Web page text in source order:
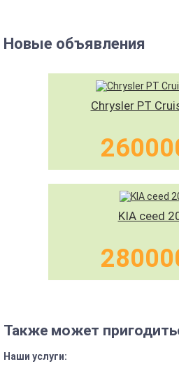
Новые объявления
Chrysler PT
KIA ceed
Также может
Наши услуги: